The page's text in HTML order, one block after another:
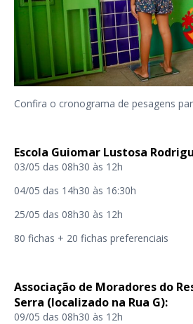
Confira o cronograma de pesagens
Escola Guiomar Lustosa
03/05 das 08h30 às 12h
04/05 das 14h30 às 16:30h
25/05 das 08h30 às 12h
80 fichas + 20 fichas preferenciais
Associação de Moradores do
Serra (localizado na Rua G):
09/05 das 08h30 às 12h